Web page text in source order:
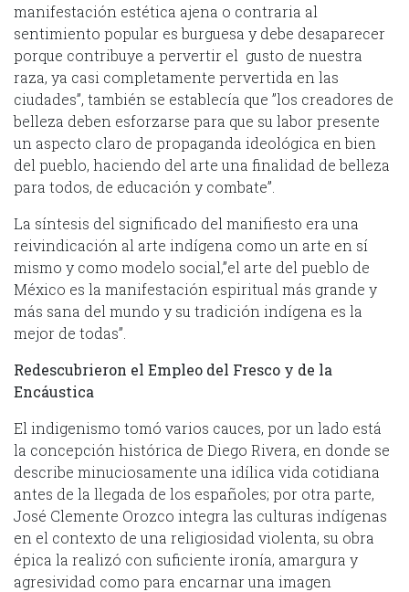
manifestación estética ajena o contraria al
sentimiento popular es burguesa y debe desaparecer
porque contribuye a pervertir el gusto de nuestra
raza, ya casi completamente pervertida en las
ciudades”, también se establecía que ”los creadores de
belleza deben esforzarse para que su labor presente
un aspecto claro de propaganda ideológica en bien
del pueblo, haciendo del arte una finalidad de belleza
para todos, de educación y combate”.
La síntesis del significado del manifiesto era una
reivindicación al arte indígena como un arte en sí
mismo y como modelo social,”el arte del pueblo de
México es la manifestación espiritual más grande y
más sana del mundo y su tradición indígena es la
mejor de todas”.
Redescubrieron el Empleo del Fresco y de la
Encáustica
El indigenismo tomó varios cauces, por un lado está
la concepción histórica de Diego Rivera, en donde se
describe minuciosamente una idílica vida cotidiana
antes de la llegada de los españoles; por otra parte,
José Clemente Orozco integra las culturas indígenas
en el contexto de una religiosidad violenta, su obra
épica la realizó con suficiente ironía, amargura y
agresividad como para encarnar una imagen